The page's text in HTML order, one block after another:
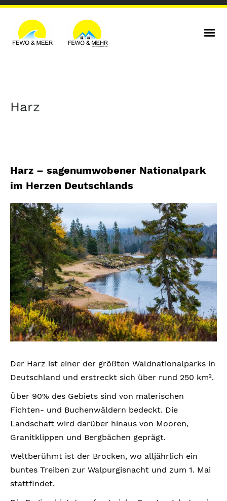
Harz
Harz – sagenumwobener Nationalpark
im Herzen Deutschlands
Der Harz ist einer der größten Waldnationalparks in
Deutschland und erstreckt sich über rund 250 km².
Über 90% des Gebiets sind von malerischen
Fichten- und Buchenwäldern bedeckt. Die
Landschaft wird darüber hinaus von Mooren,
Granitklippen und Bergbächen geprägt.
Weltberühmt ist der Brocken, wo alljährlich ein
buntes Treiben zur Walpurgisnacht und zum 1. Mai
stattfindet.